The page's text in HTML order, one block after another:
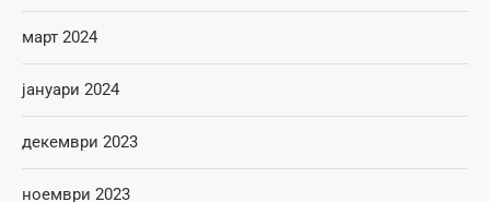
март 2024
јануари 2024
декември 2023
ноември 2023